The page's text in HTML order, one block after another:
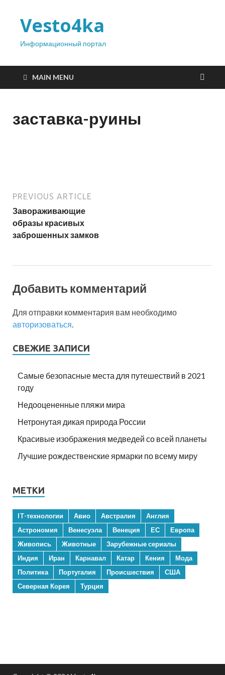
Vesto4ka
Информационный портал
MAIN MENU
заставка-руины
PREVIOUS ARTICLE
Завораживающие
образы красивых
заброшенных замков
Добавить комментарий
Для отправки комментария вам необходимо
авторизоваться
СВЕЖИЕ ЗАПИСИ
Самые безопасные места для путешествий в 2021
году
Недооцененные пляжи мира
Нетронутая дикая природа России
Красивые изображения медведей со всей планеты
Лучшие рождественские ярмарки по всему миру
МЕТКИ
IT-технологии Авио Австралия
Англия
Астрономия
Венесуэла Венеция ЕС
Европа
Живопись
Животные
Зарубежные сериалы
Индия
Иран Карнавал Катар Кения
Мода
Политика
Португалия Происшествия
США
Северная Корея
Турция